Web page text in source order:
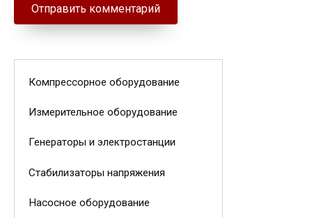
Компрессорное оборудование
Измерительное оборудование
Генераторы и электростанции
Стабилизаторы напряжения
Насосное оборудование